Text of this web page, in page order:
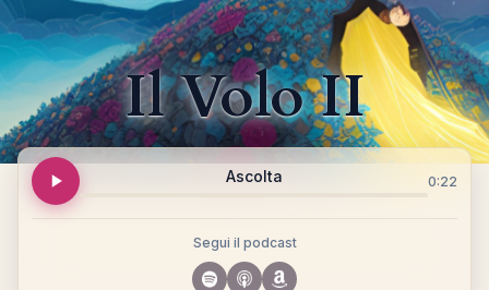
Il Volo II
Ascolta 0:22
Segui il podcast